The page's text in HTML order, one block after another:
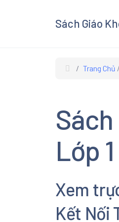
Sách Giáo
Trang Chủ
Lớp
Xem
Kết Nối